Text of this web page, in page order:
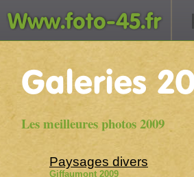
Les meilleures photos 2009
Paysages divers
Giffaumont 2009